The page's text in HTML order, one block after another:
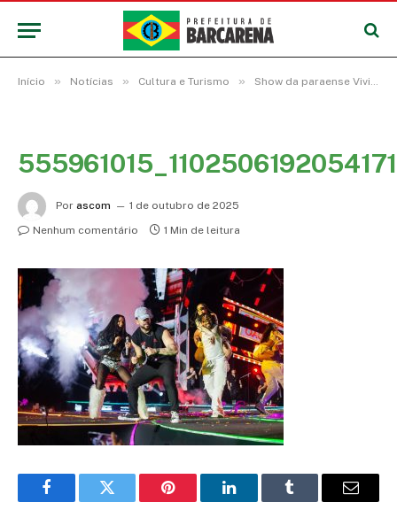
Início » Notícias » Cultura e Turismo » Show da paraense Viviane Batidão encerra o Festival do Abacaxi 2025 com muito tecnomelody no Ecoparque do Cafezal
Por ascom
1 de outubro de 2025
Nenhum comentário
1 Min de leitura
FacebookTwitter Pinterest LinkedInTumblr
E-